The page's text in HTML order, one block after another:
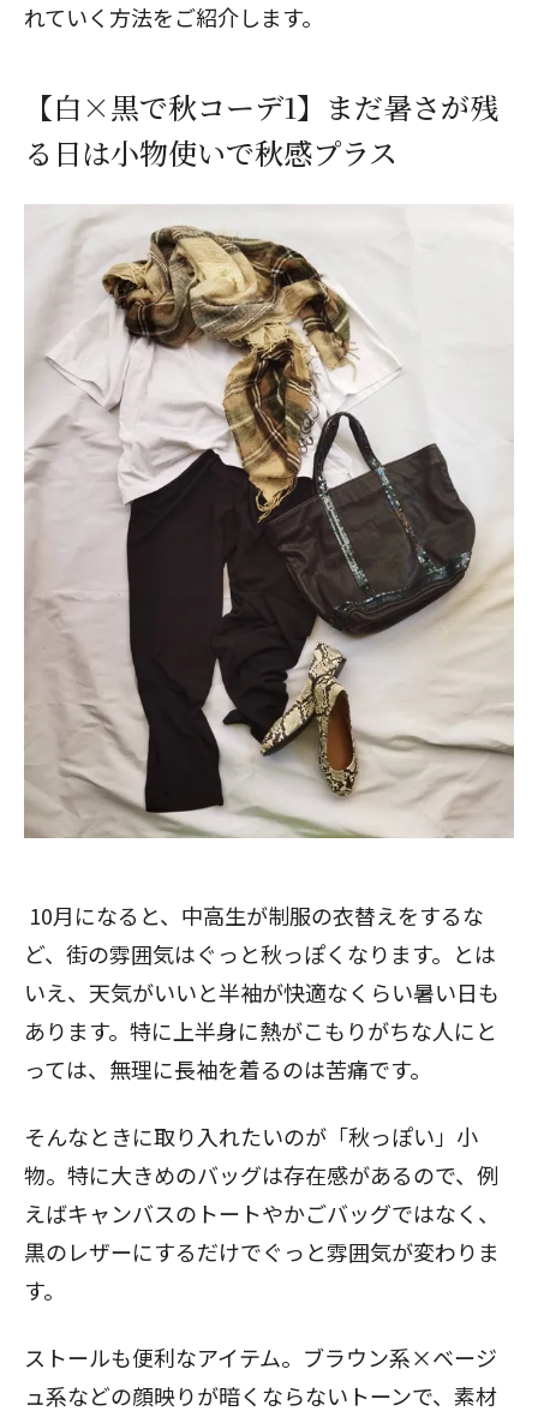
れていく方法をご紹介します。
【白×黒で秋コーデ1】まだ暑さが残
る日は小物使いで秋感プラス
10月になると、中高生が制服の衣替えをするな
ど、街の雰囲気はぐっと秋っぽくなります。とは
いえ、天気がいいと半袖が快適なくらい暑い日も
あります。特に上半身に熱がこもりがちな人にと
っては、無理に長袖を着るのは苦痛です。
そんなときに取り入れたいのが「秋っぽい」小
物。特に大きめのバッグは存在感があるので、例
えばキャンバスのトートやかごバッグではなく、
黒のレザーにするだけでぐっと雰囲気が変わりま
す。
ストールも便利なアイテム。ブラウン系×ベージ
ュ系などの顔映りが暗くならないトーンで、素材